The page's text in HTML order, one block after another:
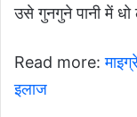
उसे गुनगुने पानी में धो
Read more:
इलाज